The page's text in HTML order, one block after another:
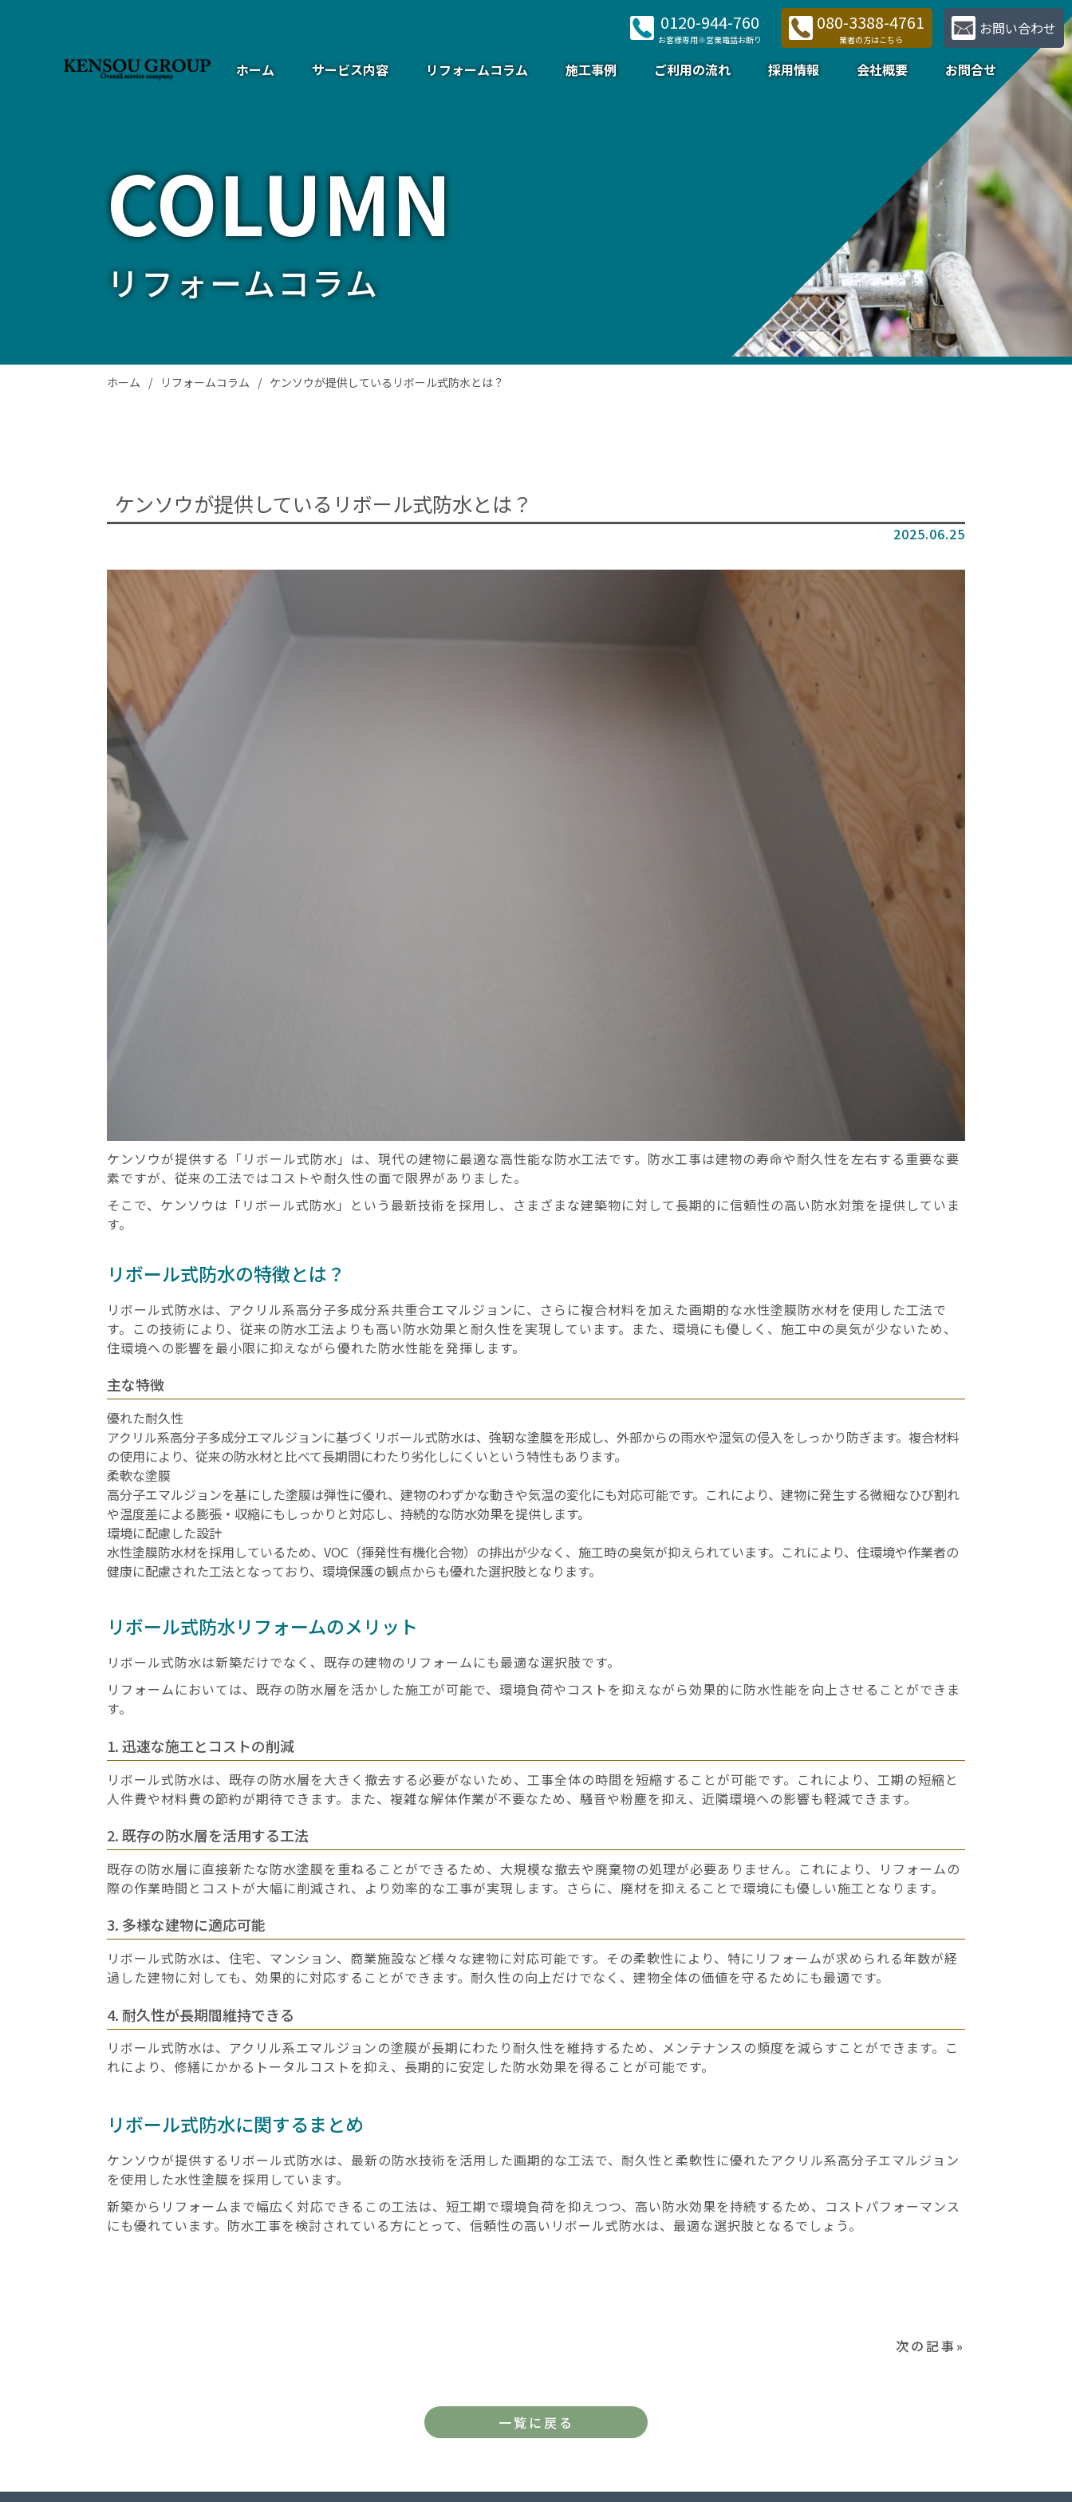
ホーム サービス内容 リフォームコラム 施工事例 ご利用の流れ 採用情報 会社概要 お問合せ
0120-944-760
お客様専用※営業電話お断り
080-3388-4761
業者の方はこちら
お問い合わせ
COLUMN
リフォームコラム
ホーム リフォームコラム ケンソウが提供しているリボール式防水とは？
ケンソウが提供しているリボール式防水とは？
2025.06.25
ケンソウが提供する「リボール式防水」は、現代の建物に最適な高性能な防水工法です。防水工事は建物の寿命や耐久性を左右する重要な要
素ですが、従来の工法ではコストや耐久性の面で限界がありました。
そこで、ケンソウは「リボール式防水」という最新技術を採用し、さまざまな建築物に対して長期的に信頼性の高い防水対策を提供していま
す。
リボール式防水の特徴とは？
リボール式防水は、 アクリル系高分子多成分系共重合エマルジョンに、さらに複合材料を加えた画期的な水性塗膜防水材を使用した工法で
す。この技術により、従来の防水工法よりも高い防水効果と耐久性を実現しています。また、環境にも優しく、施工中の臭気が少ないため、
住環境への影響を最小限に抑えながら優れた防水性能を発揮します。
主な特徴
優れた耐久性
アクリル系高分子多成分エマルジョンに基づくリボール式防水は、強靭な塗膜を形成し、外部からの雨水や湿気の侵入をしっかり防ぎます。複合材料
の使用により、従来の防水材と比べて長期間にわたり劣化しにくいという特性もあります。
柔軟な塗膜
高分子エマルジョンを基にした塗膜は弾性に優れ、建物のわずかな動きや気温の変化にも対応可能です。これにより、建物に発生する微細なひび割れ
や温度差による膨張・収縮にもしっかりと対応し、持続的な防水効果を提供します。
環境に配慮した設計
水性塗膜防水材を採用しているため、VOC（揮発性有機化合物）の排出が少なく、施工時の臭気が抑えられています。これにより、住環境や作業者の
健康に配慮された工法となっており、環境保護の観点からも優れた選択肢となります。
リボール式防水リフォームのメリット
リボール式防水は新築だけでなく、既存の建物のリフォームにも最適な選択肢です。
リフォームにおいては、既存の防水層を活かした施工が可能で、環境負荷やコストを抑えながら効果的に防水性能を向上させることができま
す。
1. 迅速な施工とコストの削減
リボール式防水は、既存の防水層を大きく撤去する必要がないため、工事全体の時間を短縮することが可能です。これにより、工期の短縮と
人件費や材料費の節約が期待できます。また、複雑な解体作業が不要なため、騒音や粉塵を抑え、近隣環境への影響も軽減できます。
2. 既存の防水層を活用する工法
既存の防水層に直接新たな防水塗膜を重ねることができるため、大規模な撤去や廃棄物の処理が必要ありません。これにより、リフォームの
際の作業時間とコストが大幅に削減され、より効率的な工事が実現します。さらに、廃材を抑えることで環境にも優しい施工となります。
3. 多様な建物に適応可能
リボール式防水は、住宅、マンション、商業施設など様々な建物に対応可能です。その柔軟性により、特にリフォームが求められる年数が経
過した建物に対しても、効果的に対応することができます。耐久性の向上だけでなく、建物全体の価値を守るためにも最適です。
4. 耐久性が長期間維持できる
リボール式防水は、アクリル系エマルジョンの塗膜が長期にわたり耐久性を維持するため、メンテナンスの頻度を減らすことができます。こ
れにより、修繕にかかるトータルコストを抑え、長期的に安定した防水効果を得ることが可能です。
リボール式防水に関するまとめ
ケンソウが提供するリボール式防水は、最新の防水技術を活用した画期的な工法で、耐久性と柔軟性に優れたアクリル系高分子エマルジョン
を使用した水性塗膜を採用しています。
新築からリフォームまで幅広く対応できるこの工法は、短工期で環境負荷を抑えつつ、高い防水効果を持続するため、コストパフォーマンス
にも優れています。防水工事を検討されている方にとって、信頼性の高いリボール式防水は、最適な選択肢となるでしょう。
次の記事»
一覧に戻る